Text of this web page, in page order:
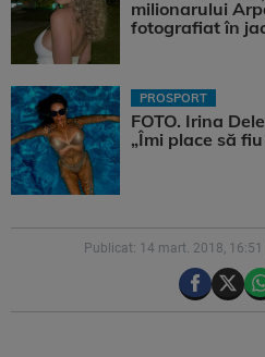
milionarului
fotografiat în
PROSPORT
FOTO. Irina
„Îmi place să
Publicat: 14 mart. 2018, 16:51